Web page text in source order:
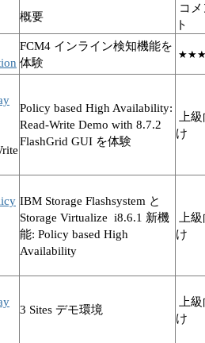
概要
コ
ト
FCM4 インライン検知機能を
体験
Policy based High Availability:
Read-Write Demo with 8.7.2
FlashGrid GUI を体験
上級
け
IBM Storage Flashsystem と
Storage Virtualize i8.6.1 新機
能: Policy based High
Availability
上級
け
3 Sites デモ環境
上級
け